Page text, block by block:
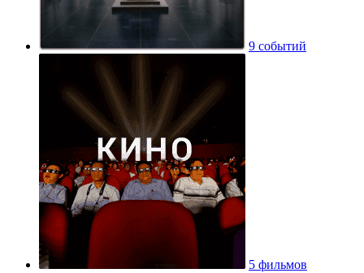
9 событий
5 фильмов